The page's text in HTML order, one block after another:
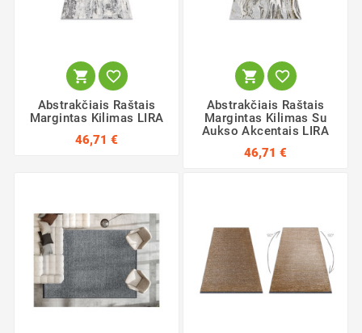
 
Abstrakčiais Raštais
Margintas Kilimas LIRA
46,71 €
 
Abstrakčiais Raštais
Margintas Kilimas Su
Aukso Akcentais LIRA
46,71 €